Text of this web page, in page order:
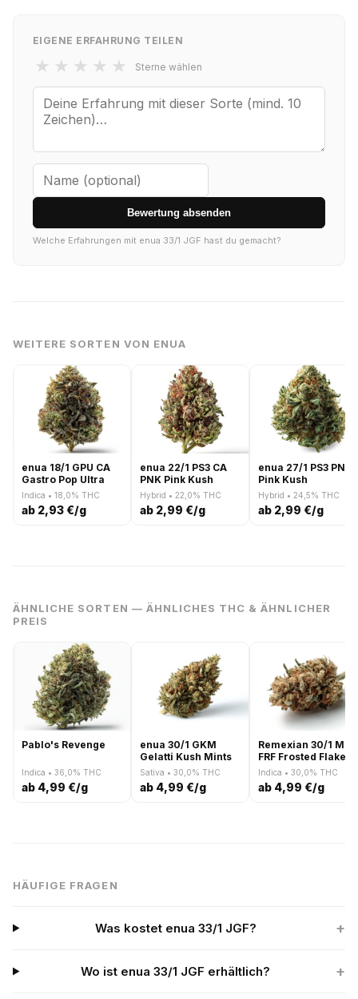
EIGENE ERFAHRUNG TEILEN
★ ★ ★ ★ ★ Sterne wählen
Bewertung absenden
Welche Erfahrungen mit enua 33/1 JGF hast du gemacht?
WEITERE SORTEN VON ENUA
enua 18/1 GPU CA
Gastro Pop Ultra
Indica • 18,0% THC
ab 2,93 €/g
enua 22/1 PS3 CA
PNK Pink Kush
Hybrid • 22,0% THC
ab 2,99 €/g
enua 27/1 PS3 PNK
Pink Kush
Hybrid • 24,5% THC
ab 2,99 €/g
ÄHNLICHE SORTEN — ÄHNLICHES THC & ÄHNLICHER
PREIS
Pablo's Revenge
Indica • 36,0% THC
ab 4,99 €/g
enua 30/1 GKM
Gelatti Kush Mints
Sativa • 30,0% THC
ab 4,99 €/g
Remexian 30/1 MTL
FRF Frosted Flakes
Indica • 30,0% THC
ab 4,99 €/g
HÄUFIGE FRAGEN
Was kostet enua 33/1 JGF? +
Wo ist enua 33/1 JGF erhältlich? +